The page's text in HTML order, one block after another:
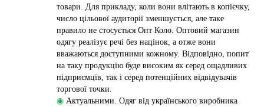
товари. Для прикладу, коли вони влітають в копієчку,
число цільової аудиторії зменшується, але таке
правило не стосується Опт Коло. Оптовий магазин
одягу реалізує речі без націнок, а отже вони
вважаються доступними кожному. Відповідно, попит
на таку продукцію буде високим як серед ощадливих
підприємців, так і серед потенційних відвідувачів
торгової точки.
◉ Актуальними. Одяг від українського виробника